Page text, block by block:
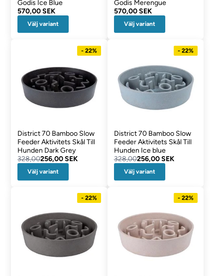
Godis Ice Blue
570,00 SEK
Välj variant
Godis Merengue
570,00 SEK
Välj variant
- 22%
District 70 Bamboo Slow
Feeder Aktivitets Skål Till
Hunden Dark Grey
328,00256,00 SEK
Välj variant
- 22%
District 70 Bamboo Slow
Feeder Aktivitets Skål Till
Hunden Ice blue
328,00256,00 SEK
Välj variant
- 22% - 22%